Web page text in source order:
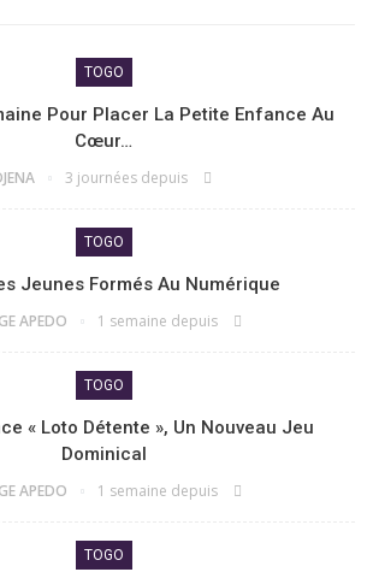
TOGO
Pour Placer La Petite Enfance Au
Cœur…
3 journées depuis
TOGO
Jeunes Formés Au Numérique
APEDO 1 semaine depuis
TOGO
« Loto Détente », Un Nouveau Jeu
Dominical
APEDO 1 semaine depuis
TOGO